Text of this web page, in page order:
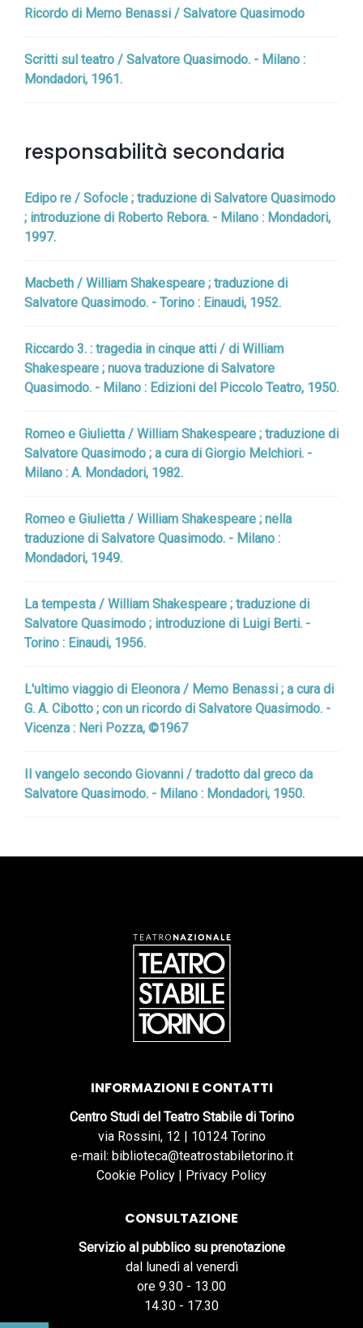
Ricordo di Memo Benassi / Salvatore Quasimodo
Scritti sul teatro / Salvatore Quasimodo. - Milano :
Mondadori, 1961.
responsabilità secondaria
Edipo re / Sofocle ; traduzione di Salvatore Quasimodo
; introduzione di Roberto Rebora. - Milano : Mondadori,
1997.
Macbeth / William Shakespeare ; traduzione di
Salvatore Quasimodo. - Torino : Einaudi, 1952.
Riccardo 3. : tragedia in cinque atti / di William
Shakespeare ; nuova traduzione di Salvatore
Quasimodo. - Milano : Edizioni del Piccolo Teatro, 1950.
Romeo e Giulietta / William Shakespeare ; traduzione di
Salvatore Quasimodo ; a cura di Giorgio Melchiori. -
Milano : A. Mondadori, 1982.
Romeo e Giulietta / William Shakespeare ; nella
traduzione di Salvatore Quasimodo. - Milano :
Mondadori, 1949.
La tempesta / William Shakespeare ; traduzione di
Salvatore Quasimodo ; introduzione di Luigi Berti. -
Torino : Einaudi, 1956.
L'ultimo viaggio di Eleonora / Memo Benassi ; a cura di
G. A. Cibotto ; con un ricordo di Salvatore Quasimodo. -
Vicenza : Neri Pozza, ©1967
Il vangelo secondo Giovanni / tradotto dal greco da
Salvatore Quasimodo. - Milano : Mondadori, 1950.
INFORMAZIONI E CONTATTI
Centro Studi del Teatro Stabile di Torino
via Rossini, 12 | 10124 Torino
e-mail: biblioteca@teatrostabiletorino.it
Cookie Policy | Privacy Policy
CONSULTAZIONE
Servizio al pubblico su prenotazione
dal lunedì al venerdì
ore 9.30 - 13.00
14.30 - 17.30